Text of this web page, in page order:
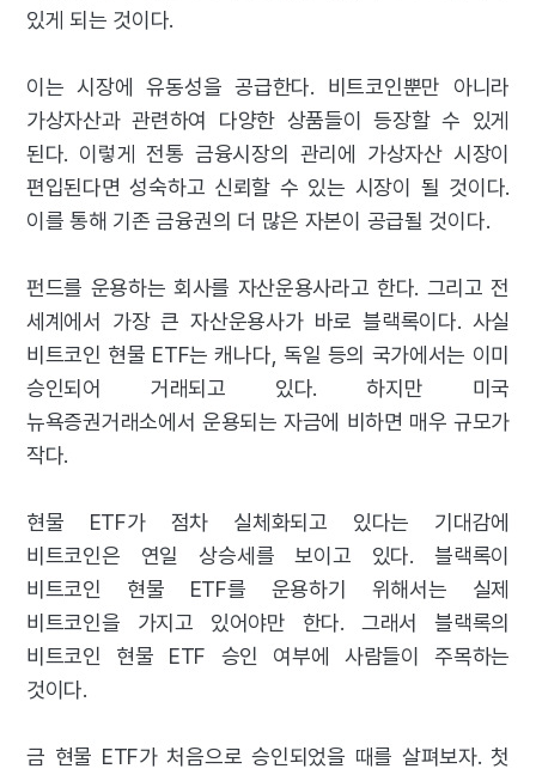
있게 되는 것이다.
이는 시장에 유동성을 공급한다. 비트코인뿐만 아니라
가상자산과 관련하여 다양한 상품들이 등장할 수 있게
된다. 이렇게 전통 금융시장의 관리에 가상자산 시장이
편입된다면 성숙하고 신뢰할 수 있는 시장이 될 것이다.
이를 통해 기존 금융권의 더 많은 자본이 공급될 것이다.
펀드를 운용하는 회사를 자산운용사라고 한다. 그리고 전
세계에서 가장 큰 자산운용사가 바로 블랙록이다. 사실
비트코인 현물 ETF는 캐나다, 독일 등의 국가에서는 이미
승인되어 거래되고 있다. 하지만 미국
뉴욕증권거래소에서 운용되는 자금에 비하면 매우 규모가
작다.
현물 ETF가 점차 실체화되고 있다는 기대감에
비트코인은 연일 상승세를 보이고 있다. 블랙록이
비트코인 현물 ETF를 운용하기 위해서는 실제
비트코인을 가지고 있어야만 한다. 그래서 블랙록의
비트코인 현물 ETF 승인 여부에 사람들이 주목하는
것이다.
금 현물 ETF가 처음으로 승인되었을 때를 살펴보자. 첫